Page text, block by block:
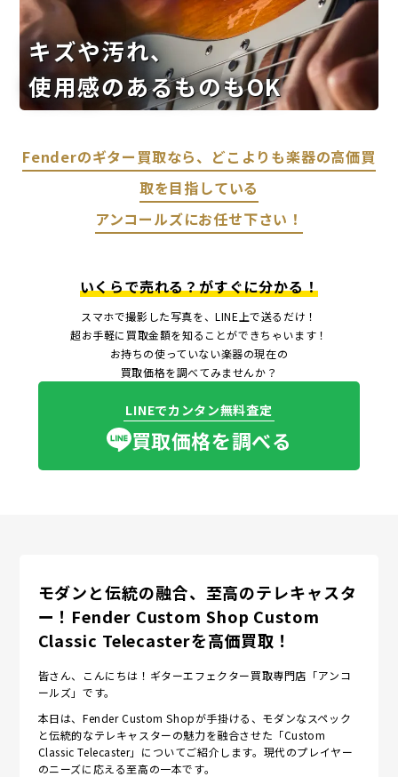
キズや汚れ、
使用感のあるものもOK
Fenderのギター買取なら、どこよりも楽器の高価買
取を目指している
アンコールズにお任せ下さい！
いくらで売れる？がすぐに分かる！
スマホで撮影した写真を、LINE上で送るだけ！
超お手軽に買取金額を知ることができちゃいます！
お持ちの使っていない楽器の現在の
買取価格を調べてみませんか？
LINEでカンタン無料査定
買取価格を調べる
モダンと伝統の融合、至高のテレキャスタ
ー！Fender Custom Shop Custom
Classic Telecasterを高価買取！
皆さん、こんにちは！ギターエフェクター買取専門店「アンコ
ールズ」です。
本日は、Fender Custom Shopが手掛ける、モダンなスペック
と伝統的なテレキャスターの魅力を融合させた「Custom
Classic Telecaster」についてご紹介します。現代のプレイヤー
のニーズに応える至高の一本です。